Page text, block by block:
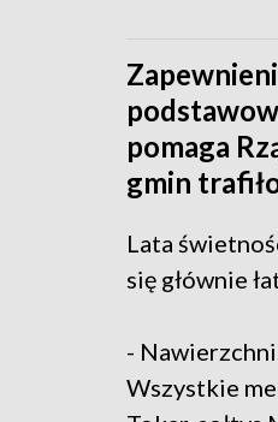
pomaga
gmin
Lata
się głównie
-
Wszystkie